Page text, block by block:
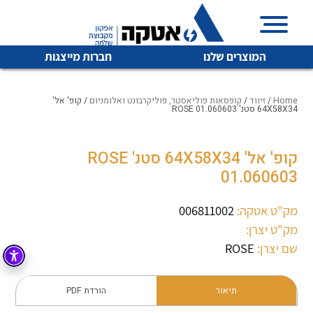
המוצרים שלנו חברות מייצגות
איכות | שרות | זמינות
אטקה בע”מ היא החברה הגדולה והמובילה בישראל בשיווק
מיתוג, בקרה , ואינסטלציה חשמלית ופעילה ב7 תחומים:
חשמל
קופסאות וארונות לחשמל, בקרה ואלקטרוניקה
לכל מוצרי היצרן לכל מוצרי היצרן
לכל מוצרי היצרן לכל מוצרי היצרן
Home
/זיווד/ קופסאות פוליאסטר, פוליקרבונט ואלומניום / קופ' אל'
64X58X34 סטנ' ROSE 01.060603
קופ' אל' 64X58X34 סטנ' ROSE
01.060603
מק"ט אטקה: 006811002
מק"ט יצרן:
שם יצרן: ROSE
תיאור הורדת PDF